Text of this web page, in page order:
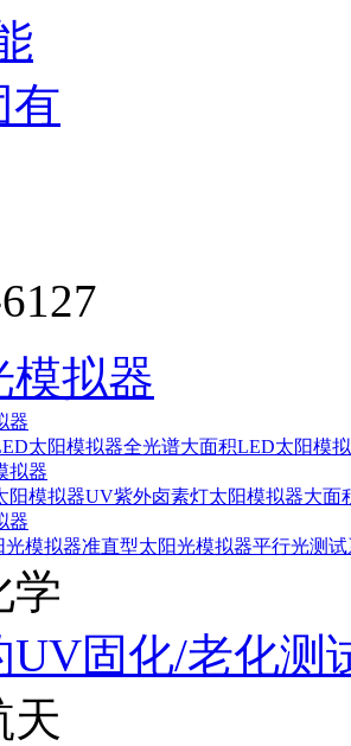
模拟器
器
太阳模拟器全光谱大面积LED太阳模
拟器
阳模拟器UV紫外卤素灯太阳模拟器大面
器
光模拟器准直型太阳光模拟器平行光测
学
UV固化/老化测
天